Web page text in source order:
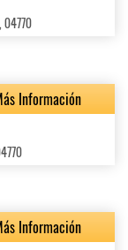
04770
Información
Información